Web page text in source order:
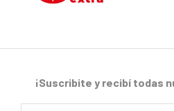
¡Suscribite y recibí todas